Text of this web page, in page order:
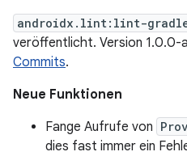
androidx.lint:lint-
veröffentlicht. Version 1.0.0-
Commits.
Neue Funktionen
Fange Aufrufe von
dies fast immer ein